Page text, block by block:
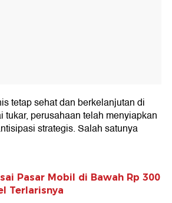
tetap sehat dan berkelanjutan di
tukar, perusahaan telah menyiapkan
strategis. Salah satunya
Pasar Mobil di Bawah Rp 300
Terlarisnya